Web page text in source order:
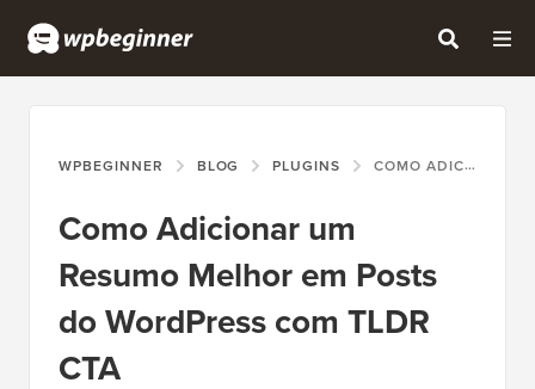
WPBEGINNER BLOG PLUGINS COMO ADICIONAR UM RESUMO MELHOR EM POSTS DO WORDPRESS COM TLDR CTA
Como Adicionar um
Resumo Melhor em Posts
do WordPress com TLDR
CTA